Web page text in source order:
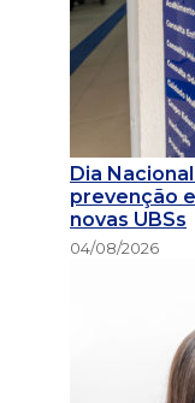
Dia
prevenção
novas UBSs
04/08/2026